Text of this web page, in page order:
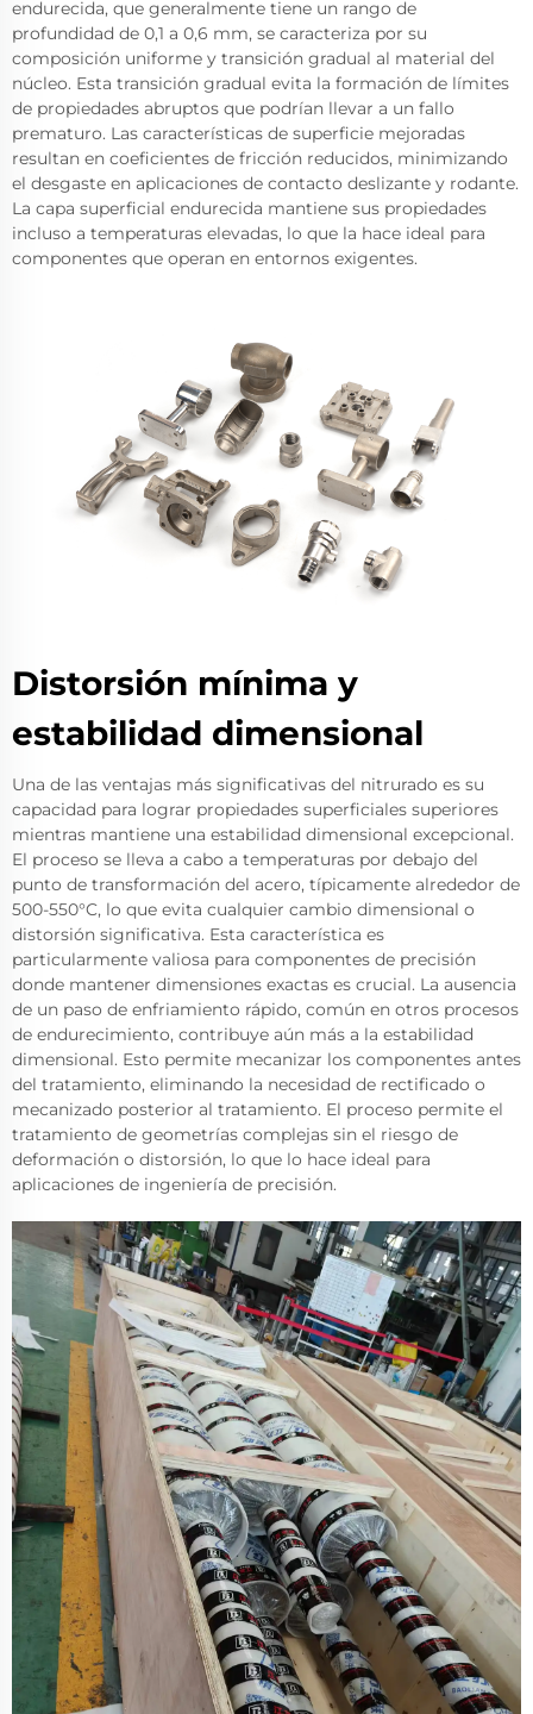
endurecida, que generalmente tiene un rango de
profundidad de 0,1 a 0,6 mm, se caracteriza por su
composición uniforme y transición gradual al material del
núcleo. Esta transición gradual evita la formación de límites
de propiedades abruptos que podrían llevar a un fallo
prematuro. Las características de superficie mejoradas
resultan en coeficientes de fricción reducidos, minimizando
el desgaste en aplicaciones de contacto deslizante y rodante.
La capa superficial endurecida mantiene sus propiedades
incluso a temperaturas elevadas, lo que la hace ideal para
componentes que operan en entornos exigentes.
Distorsión mínima y
estabilidad dimensional
Una de las ventajas más significativas del nitrurado es su
capacidad para lograr propiedades superficiales superiores
mientras mantiene una estabilidad dimensional excepcional.
El proceso se lleva a cabo a temperaturas por debajo del
punto de transformación del acero, típicamente alrededor de
500-550°C, lo que evita cualquier cambio dimensional o
distorsión significativa. Esta característica es
particularmente valiosa para componentes de precisión
donde mantener dimensiones exactas es crucial. La ausencia
de un paso de enfriamiento rápido, común en otros procesos
de endurecimiento, contribuye aún más a la estabilidad
dimensional. Esto permite mecanizar los componentes antes
del tratamiento, eliminando la necesidad de rectificado o
mecanizado posterior al tratamiento. El proceso permite el
tratamiento de geometrías complejas sin el riesgo de
deformación o distorsión, lo que lo hace ideal para
aplicaciones de ingeniería de precisión.